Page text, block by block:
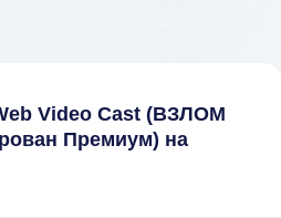
Video Cast (ВЗЛОМ
Премиум) на